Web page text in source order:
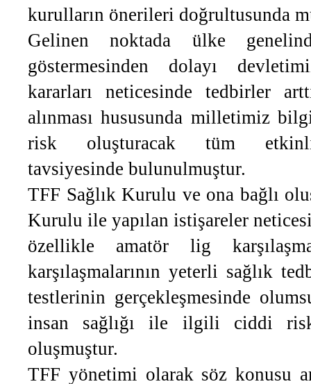
kurulların önerileri doğrultusunda
Gelinen noktada ülke
göstermesinden dolayı
kararları neticesinde tedbirler
alınması hususunda milletimiz
risk oluşturacak tüm
tavsiyesinde bulunulmuştur.
TFF Sağlık Kurulu ve ona bağlı
Kurulu ile yapılan istişareler
özellikle amatör lig
karşılaşmalarının yeterli sağlık
testlerinin gerçekleşmesinde
insan sağlığı ile ilgili ciddi
oluşmuştur.
TFF yönetimi olarak söz konusu